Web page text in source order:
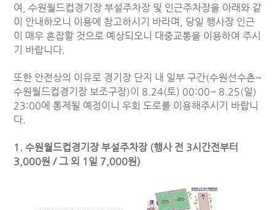
여, 수원월드컵경기장 부설주차장 및 인근주차장을 아래와 같
이 안내하오니 이용에 참고하시기 바라며, 당일 행사장 인근
이 매우 혼잡할 것으로 예상되오니 대중교통을 이용하여 주시
기 바랍니다.
또한 안전상의 이유로 경기장 단지 내 일부 구간(수원선수촌~
수원월드컵경기장 보조구장)이 8.24(토) 00:00~ 8.25(일)
23:00에 통제될 예정이니 우회 도로를 이용해주시기 바랍니
다.
1. 수원월드컵경기장 부설주차장 (행사 전 3시간전부터
3,000원 / 그 외 1일 7,000원)